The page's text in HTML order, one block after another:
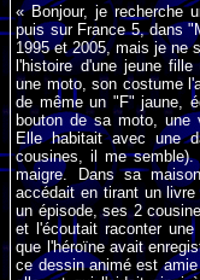
« Bonjour, je recherche
puis sur France 5, dans
1995 et 2005, mais je ne
l'histoire d'une jeune
une moto, son costume
de même un "F" jaune,
bouton de sa moto, une
Elle habitait avec une
cousines, il me
maigre. Dans sa
accédait en tirant un
un épisode, ses 2
et l'écoutait raconter
que l'héroïne avait
ce dessin animé est